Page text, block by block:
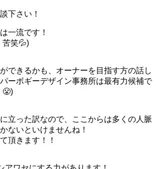
下さい！
一流です！
苦笑💦)
できるかも、オーナーを目指す方の話し
ーボギーデザイン事務所は最有力候補で
😤)
立った訳なので、ここからは多くの人脈
ないといけませんね！
頂きます！！